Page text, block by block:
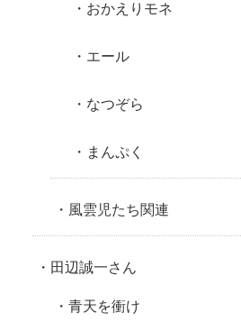
おかえりモネ
エール
なつぞら
まんぷく
風雲児たち関連
田辺誠一さん
青天を衝け